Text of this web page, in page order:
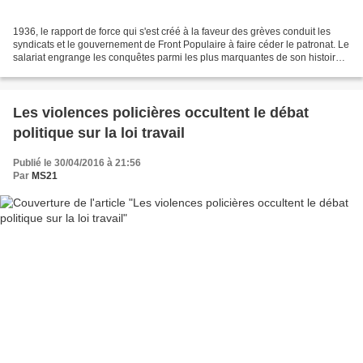
1936, le rapport de force qui s'est créé à la faveur des grèves conduit les
syndicats et le gouvernement de Front Populaire à faire céder le patronat. Le
salariat engrange les conquêtes parmi les plus marquantes de son histoire.
Les violences policières occultent le débat
politique sur la loi travail
Publié le 30/04/2016 à 21:56
Par MS21